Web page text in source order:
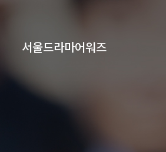
서울드라마어워즈